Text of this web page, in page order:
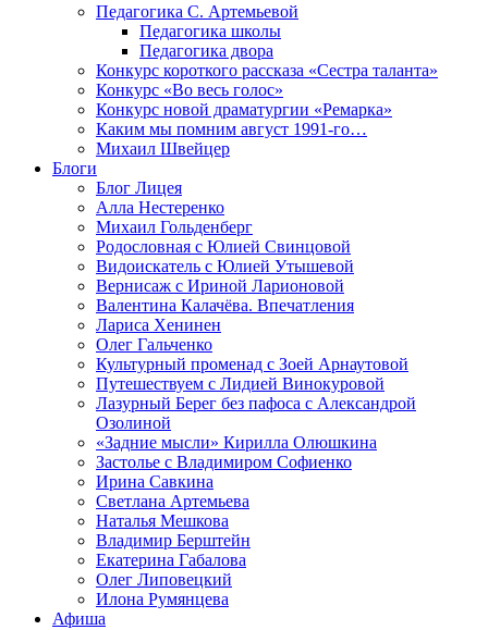
Педагогика С. Артемьевой
Педагогика школы
Педагогика двора
Конкурс короткого рассказа «Сестра таланта»
Конкурс «Во весь голос»
Конкурс новой драматургии «Ремарка»
Каким мы помним август 1991-го…
Михаил Швейцер
Блоги
Блог Лицея
Алла Нестеренко
Михаил Гольденберг
Родословная с Юлией Свинцовой
Видоискатель с Юлией Утышевой
Вернисаж с Ириной Ларионовой
Валентина Калачёва. Впечатления
Лариса Хенинен
Олег Гальченко
Культурный променад с Зоей Арнаутовой
Путешествуем с Лидией Винокуровой
Лазурный Берег без пафоса с Александрой
Озолиной
«Задние мысли» Кирилла Олюшкина
Застолье с Владимиром Софиенко
Ирина Савкина
Светлана Артемьева
Наталья Мешкова
Владимир Берштейн
Екатерина Габалова
Олег Липовецкий
Илона Румянцева
Афиша